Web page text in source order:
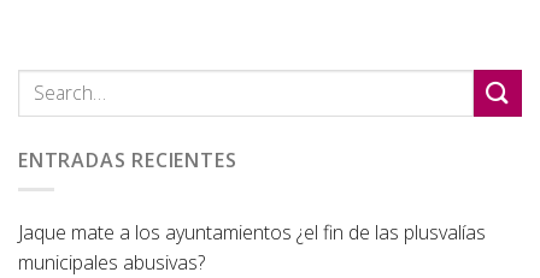
ENTRADAS RECIENTES
Jaque mate a los ayuntamientos ¿el fin de las plusvalías
municipales abusivas?